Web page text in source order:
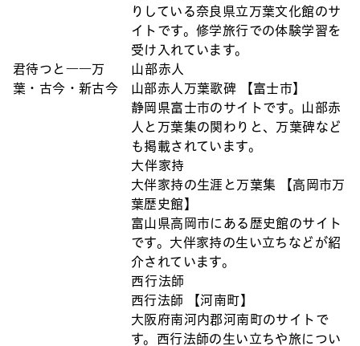
君待つと――万
葉・古今・新古今
りしている奈良県立万葉文化館のサ
イトです。修学旅行での体験学習を
受け入れています。
山部赤人
山部赤人万葉歌碑 【富士市】
静岡県富士市のサイトです。山部赤
人と万葉集の関わりと、万葉碑など
も掲載されています。
大伴家持
大伴家持の生涯と万葉集 【高岡市万
葉歴史館】
富山県高岡市にある歴史館のサイト
です。大伴家持の生い立ちなどが紹
介されています。
西行法師
西行法師 【河南町】
大阪府南河内郡河南町のサイトで
す。西行法師の生い立ちや旅につい